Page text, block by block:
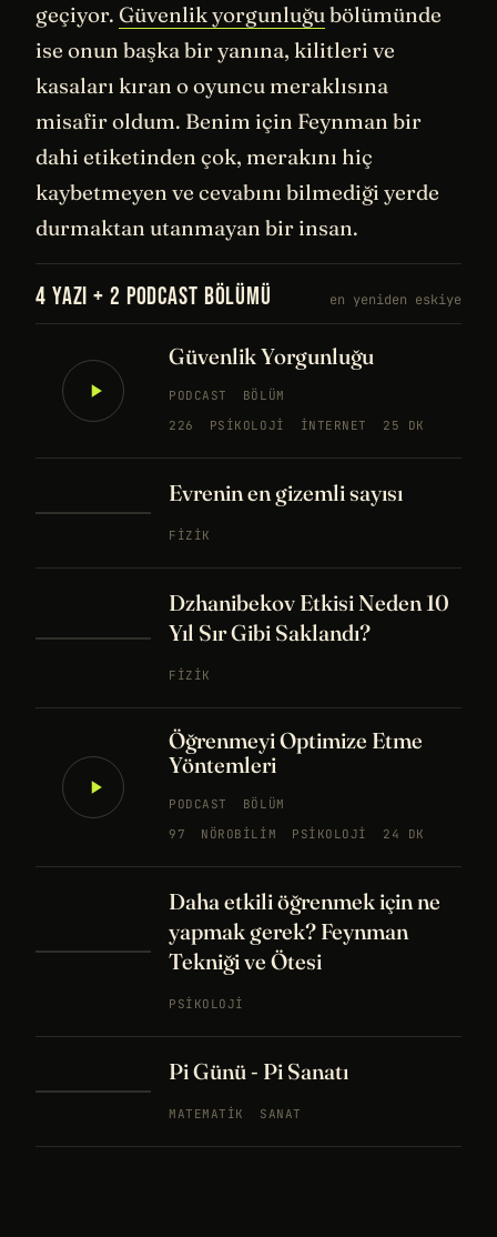
geçiyor. Güvenlik yorgunluğubölümünde
ise onun başka bir yanına, kilitleri ve
kasaları kıran o oyuncu meraklısına
misafir oldum. Benim için Feynman bir
dahi etiketinden çok, merakını hiç
kaybetmeyen ve cevabını bilmediği yerde
durmaktan utanmayan bir insan.
4 YAZI + 2 PODCAST BÖLÜMÜ en yeniden eskiye
Güvenlik Yorgunluğu
PODCAST
BÖLÜM
226
PSIKOLOJI İNTERNET 25 DK
Evrenin en gizemli sayısı
FIZIK
Dzhanibekov Etkisi Neden 10
Yıl Sır Gibi Saklandı?
FIZIK
Öğrenmeyi Optimize Etme
Yöntemleri
PODCAST
BÖLÜM
97
NÖROBILIM PSIKOLOJI 24 DK
Daha etkili öğrenmek için ne
yapmak gerek? Feynman
Tekniği ve Ötesi
PSIKOLOJI
Pi Günü - Pi Sanatı
MATEMATIK SANAT